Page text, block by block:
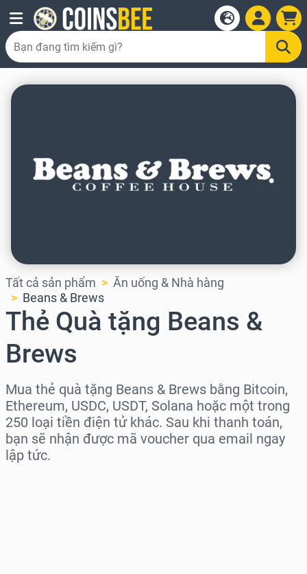
Tất cả sản phẩm
Ăn uống & Nhà hàng
Beans & Brews
Thẻ Quà tặng Beans &
Brews
Mua thẻ quà tặng Beans & Brews bằng Bitcoin,
Ethereum, USDC, USDT, Solana hoặc một trong
250 loại tiền điện tử khác. Sau khi thanh toán,
bạn sẽ nhận được mã voucher qua email ngay
lập tức.